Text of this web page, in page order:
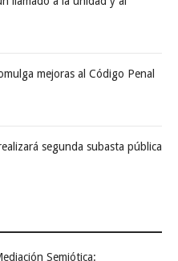
mejoras al Código Penal
segunda subasta pública
Semiótica: